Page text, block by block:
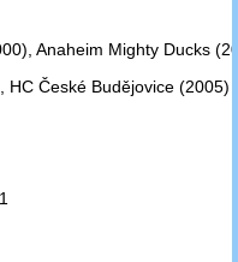
Anaheim Mighty Ducks
HC České Budějovice (2005)